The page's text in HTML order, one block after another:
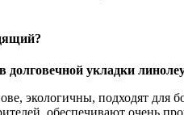
долговечной укладки
экологичны, подходят для